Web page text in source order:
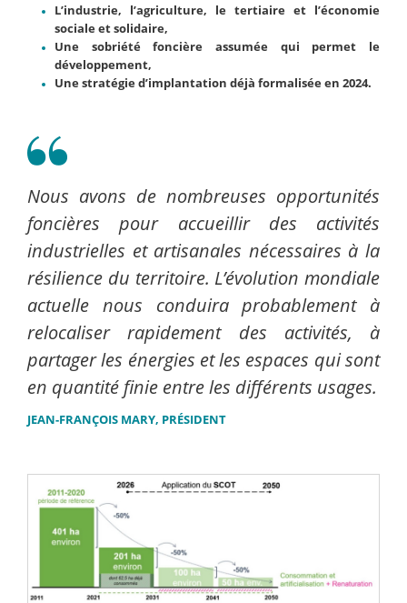
L’industrie, l’agriculture, le tertiaire et l’économie
sociale et solidaire,
Une sobriété foncière assumée qui permet le
développement,
Une stratégie d’implantation déjà formalisée en 2024.
Nous avons de nombreuses opportunités
foncières pour accueillir des activités
industrielles et artisanales nécessaires à la
résilience du territoire. L’évolution mondiale
actuelle nous conduira probablement à
relocaliser rapidement des activités, à
partager les énergies et les espaces qui sont
en quantité finie entre les différents usages.
JEAN-FRANÇOIS MARY, PRÉSIDENT